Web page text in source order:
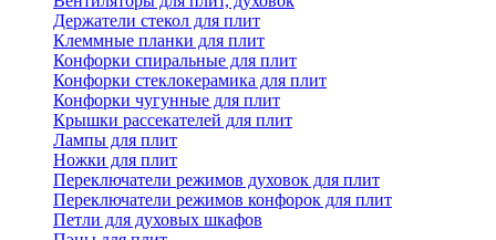
Держатели стекол для плит
Клеммные планки для плит
Конфорки спиральные для плит
Конфорки стеклокерамика для плит
Конфорки чугунные для плит
Крышки рассекателей для плит
Лампы для плит
Ножки для плит
Переключатели режимов духовок для плит
Переключатели режимов конфорок для плит
Петли для духовых шкафов